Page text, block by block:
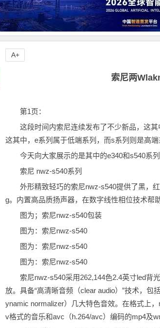
索尼两
第1页：
这段时间内索尼连续发布了不少新品，这
这其中，e系列属于低端系列，而s系列则是高
今天向大家展示的是其中的e340和s540系列
索尼 nwz-s540系列
外形精致轻巧的索尼nwz-s540提供了黑，
g。内置高品质扬声器，在数字线性相位技术帮
图为；索尼nwz-s540包装
图为：索尼nwz-s540
图为：索尼nwz-s540
图为：索尼nwz-s540
索尼nwz-s540采用262,144色2.4英寸led背
放。具备“高清晰音频（clear audio）”技术，
ynamic normalizer）几大特色音效。在格式上
v格式的音乐和avc（h.264/avc）编码的mp4及
A+